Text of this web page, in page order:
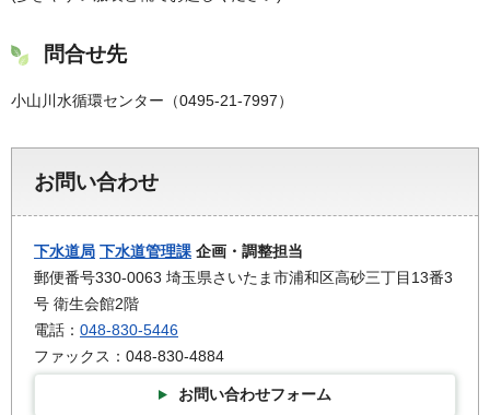
問合せ先
小山川水循環センター（0495-21-7997）
お問い合わせ
下水道局 下水道管理課 企画・調整担当
郵便番号330-0063 埼玉県さいたま市浦和区高砂三丁目13番3
号 衛生会館2階
電話： 048-830-5446
ファックス：048-830-4884
お問い合わせフォーム